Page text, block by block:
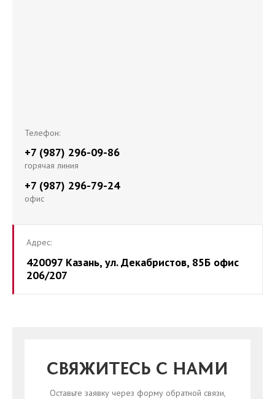
Телефон:
+7 (987) 296-09-86
горячая линия
+7 (987) 296-79-24
офис
Адрес:
420097 Казань, ул. Декабристов, 85Б офис
206/207
СВЯЖИТЕСЬ С НАМИ
Оставьте заявку через форму обратной связи,